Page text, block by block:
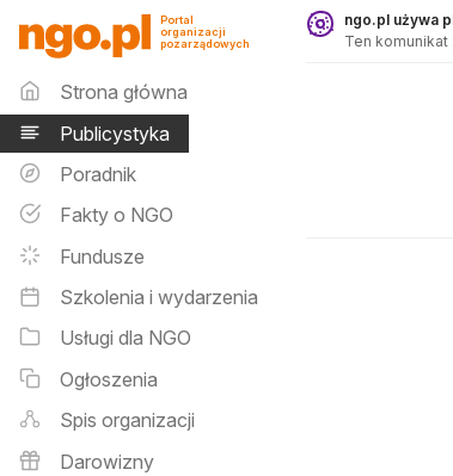
Publicystyka - ngo.pl
Portal
organizacji
pozarządowych
Menu główne
Strona główna
Publicystyka
Poradnik
Fakty o NGO
Fundusze
Szkolenia i wydarzenia
Usługi dla NGO
Ogłoszenia
Spis organizacji
Darowizny
ngo.pl używa
Ten